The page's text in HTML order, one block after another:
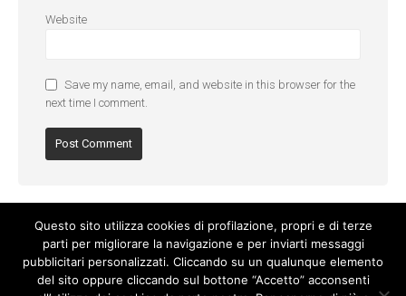
Website
Save my name, email, and website in this browser for the
next time I comment.
Questo sito utilizza cookies di profilazione, propri e di terze
parti per migliorare la navigazione e per inviarti messaggi
pubblicitari personalizzati. Cliccando su un qualunque elemento
del sito oppure cliccando sul bottone “Accetto” acconsenti